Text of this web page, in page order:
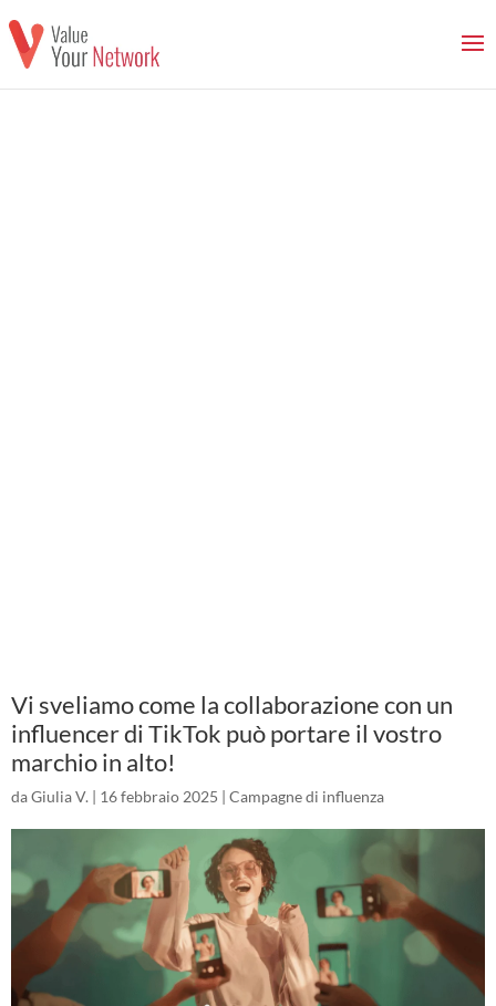
Vi sveliamo come la collaborazione con un
influencer di TikTok può portare il vostro
marchio in alto!
daGiulia V. | 16 febbraio 2025 | Campagne di influenza